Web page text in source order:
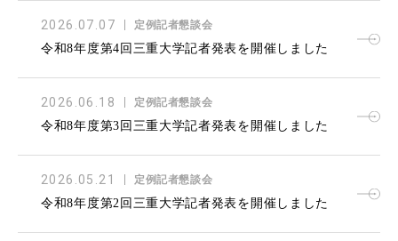
2026.07.07 定例記者懇談会
令和8年度第4回三重大学記者発表を開催しました
2026.06.18 定例記者懇談会
令和8年度第3回三重大学記者発表を開催しました
2026.05.21 定例記者懇談会
令和8年度第2回三重大学記者発表を開催しました